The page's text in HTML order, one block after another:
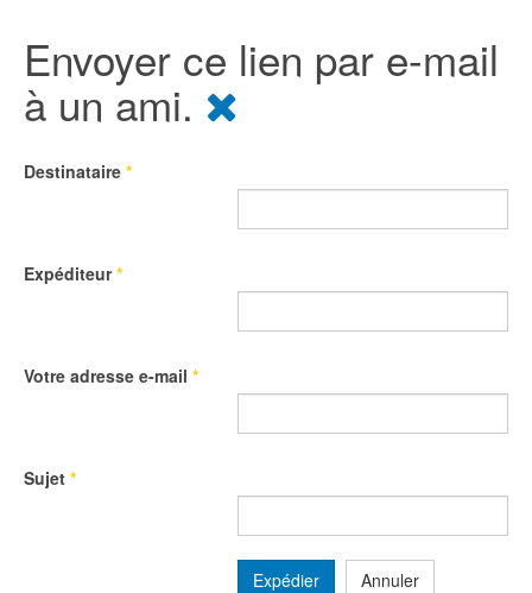
Envoyer ce lien par e-mail
à un ami.
Destinataire *
Expéditeur*
Votre adresse e-mail *
Sujet *
Expédier Annuler